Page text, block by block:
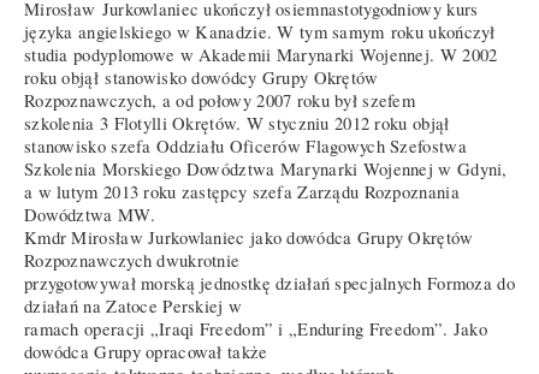
Mirosław Jurkowlaniec ukończył osiemnastotygodniowy kurs
języka angielskiego w Kanadzie. W tym samym roku ukończył
studia podyplomowe w Akademii Marynarki Wojennej. W 2002
roku objął stanowisko dowódcy Grupy Okrętów
Rozpoznawczych, a od połowy 2007 roku był szefem
szkolenia 3 Flotylli Okrętów. W styczniu 2012 roku objął
stanowisko szefa Oddziału Oficerów Flagowych Szefostwa
Szkolenia Morskiego Dowództwa Marynarki Wojennej w Gdyni,
a w lutym 2013 roku zastępcy szefa Zarządu Rozpoznania
Dowództwa MW.
Kmdr Mirosław Jurkowlaniec jako dowódca Grupy Okrętów
Rozpoznawczych dwukrotnie
przygotowywał morską jednostkę działań specjalnych Formoza do
działań na Zatoce Perskiej w
ramach operacji „Iraqi Freedom” i „Enduring Freedom”. Jako
dowódca Grupy opracował także